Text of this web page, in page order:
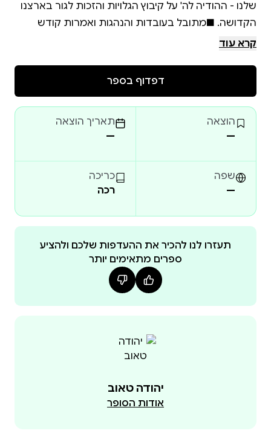
שלנו - ההודיה לה' על קיבוץ הגלויות והזכות לגור בארצנו
הקדושה. ■מתובל בעובדות והנהגות ואמרות קודש
המלהיבים את הלבבות ומחיים את עניין הגאולה וההודיה
לתשלום מאובטח באשראי לחץ כאן
קרא עוד
דפדוף בספר
הוצאה
—
תאריך הוצאה
—
שפה
—
כריכה
רכה
תעזרו לנו להכיר את ההעדפות שלכם ולהציע
ספרים מתאימים יותר
יהודה טאוב
אודות הסופר